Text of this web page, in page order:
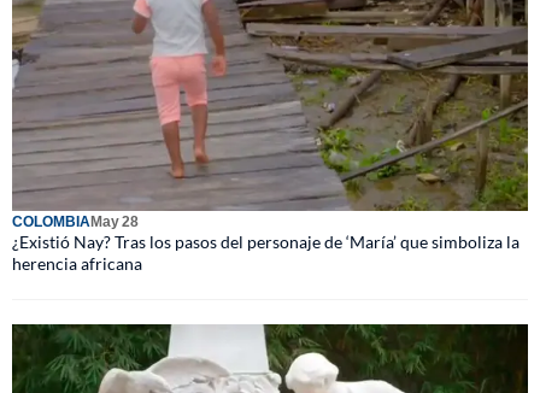
COLOMBIAMay 28
¿Existió Nay? Tras los pasos del personaje de ‘María’ que simboliza la
herencia africana